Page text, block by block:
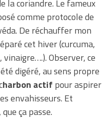
la coriandre. Le fameux
comme protocole de
De réchauffer mon
cet hiver (curcuma,
Observer, ce
digéré, au sens propre
harbon actif pour aspirer
envahisseurs. Et
ça passe.